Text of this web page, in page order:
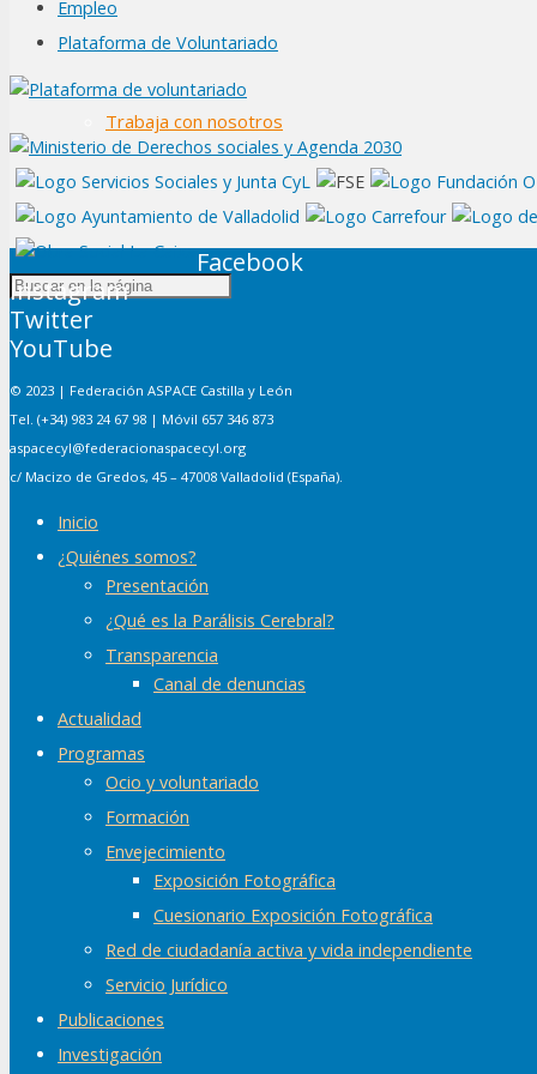
Trabaja con nosotros
Empleo
Plataforma de Voluntariado
Facebook
Instagram
Twitter
YouTube
© 2023 | Federación ASPACE Castilla y León
Tel. (+34) 983 24 67 98 | Móvil 657 346 873
aspacecyl@federacionaspacecyl.org
c/ Macizo de Gredos, 45 – 47008 Valladolid (España).
Inicio
¿Quiénes somos?
Presentación
¿Qué es la Parálisis Cerebral?
Transparencia
Canal de denuncias
Actualidad
Programas
Ocio y voluntariado
Formación
Envejecimiento
Exposición Fotográfica
Cuesionario Exposición Fotográfica
Red de ciudadanía activa y vida independiente
Servicio Jurídico
Publicaciones
Investigación